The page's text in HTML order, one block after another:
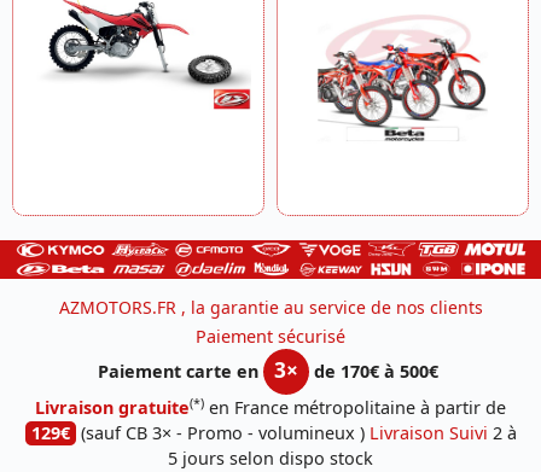
AZMOTORS.FR , la garantie au service de nos clients
Paiement sécurisé
Paiement carte en
3×
de 170€ à 500€
Livraison gratuite(*) en France métropolitaine à partir de
129€ (sauf CB 3× - Promo - volumineux ) Livraison Suivi 2 à
5 jours selon dispo stock